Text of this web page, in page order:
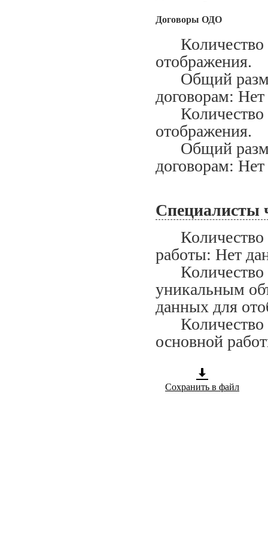
Договоры ОДО
Количество
отображения.
Общий
договорам:
Количество
отображения.
Общий
договорам:
Специалисты
Количество
работы: Нет
Количество
уникальным
данных для
Количество
основной
Сохранить в файл